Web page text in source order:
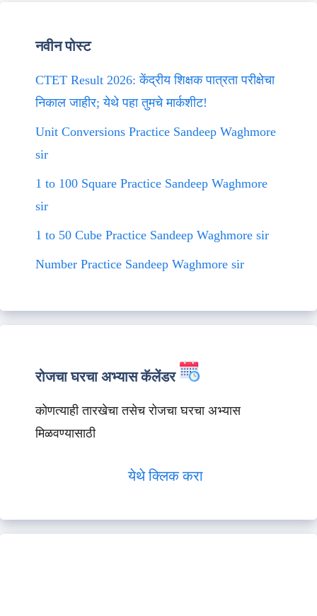
नवीन पोस्ट
CTET Result 2026: केंद्रीय शिक्षक पात्रता परीक्षेचा
निकाल जाहीर; येथे पहा तुमचे मार्कशीट!
Unit Conversions Practice Sandeep Waghmore
sir
1 to 100 Square Practice Sandeep Waghmore
sir
1 to 50 Cube Practice Sandeep Waghmore sir
Number Practice Sandeep Waghmore sir
रोजचा घरचा अभ्यास कॅलेंडर
कोणत्याही तारखेचा तसेच रोजचा घरचा अभ्यास
मिळवण्यासाठी
येथे क्लिक करा